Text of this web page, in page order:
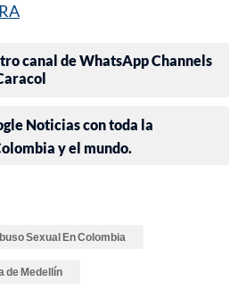
canal de WhatsApp Channels
Noticias con toda la
y el mundo.
Sexual En Colombia
de Medellín